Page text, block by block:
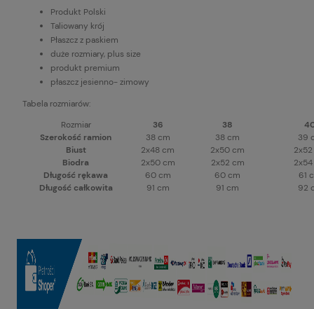
Produkt Polski
Taliowany krój
Płaszcz z paskiem
duże rozmiary, plus size
produkt premium
płaszcz jesienno- zimowy
Tabela rozmiarów:
Rozmiar
36 38
Szerokość ramion
38 cm 38 cm
39
Biust
2x48 cm 2x50 cm
Biodra
2x50 cm 2x52 cm
Długość rękawa
60 cm 60 cm
61
Długość całkowita
91 cm 91 cm 92